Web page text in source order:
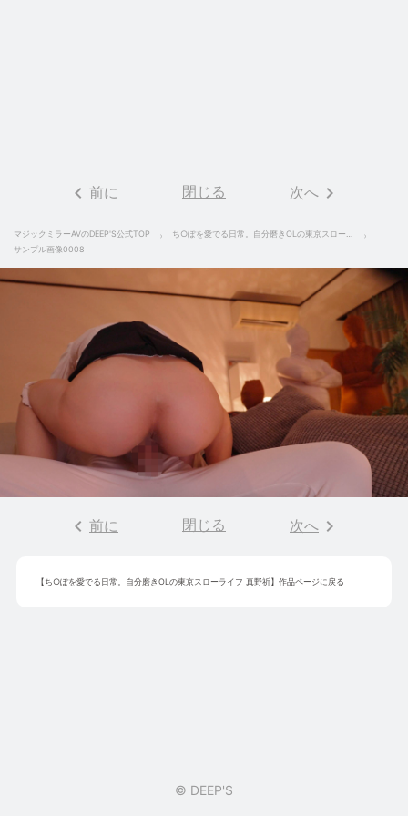
keyboard_arrow_left 前に 閉じる 次へ keyboard_arrow_right
マジックミラーAVのDEEP'S公式TOP
サンプル画像0008
keyboard_arrow_left 前に 閉じる 次へ keyboard_arrow_right
【ち○ぽを愛でる日常。自分磨きOLの東京スローライフ 真野祈】作品ページに戻る
© DEEP'S